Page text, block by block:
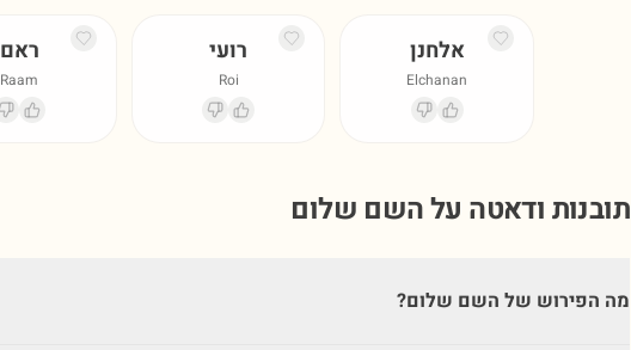
אלחנן
Elchanan
רועי
Roi
ראם
Raam
תובנות ודאטה על השם שלום
מה הפירוש של השם שלום?